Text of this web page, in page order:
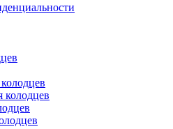
колодцев